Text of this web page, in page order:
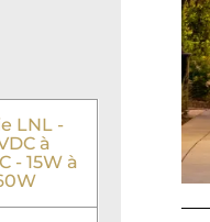
LNL -
à
- 15W à